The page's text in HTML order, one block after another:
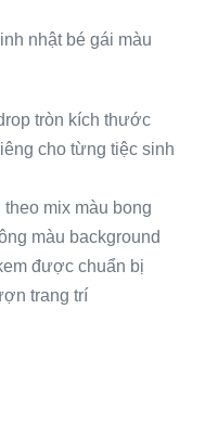
nhật bé gái màu
tròn kích thước
cho từng tiệc sinh
mix màu bong
màu background
được chuẩn bị
trang trí